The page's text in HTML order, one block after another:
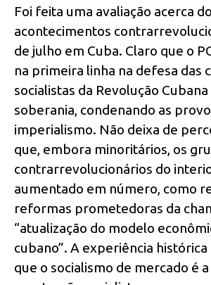
Foi feita uma avaliação acerca
acontecimentos
de julho em Cuba. Claro que o
na primeira linha na defesa das
socialistas da Revolução Cubana
soberania, condenando as
imperialismo. Não deixa de
que, embora minoritários, os
contrarrevolucionários do
aumentado em número, como
reformas prometedoras da
“atualização do modelo
cubano”. A experiência
que o socialismo de mercado é